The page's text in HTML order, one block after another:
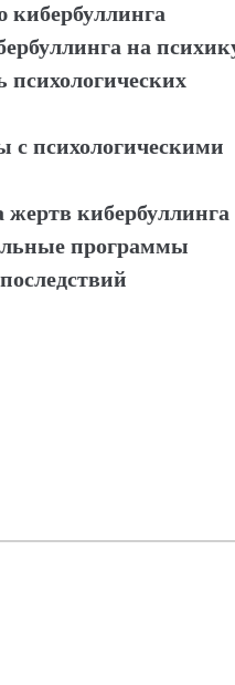
кибербуллинга
на
с психологическими
кибербуллинга
программы